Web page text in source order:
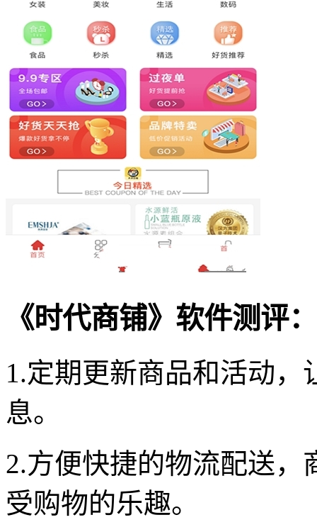
《时代商铺》软件测评：
1.定期更新商品和活动
息。
2.方便快捷的物流配送
受购物的乐趣。